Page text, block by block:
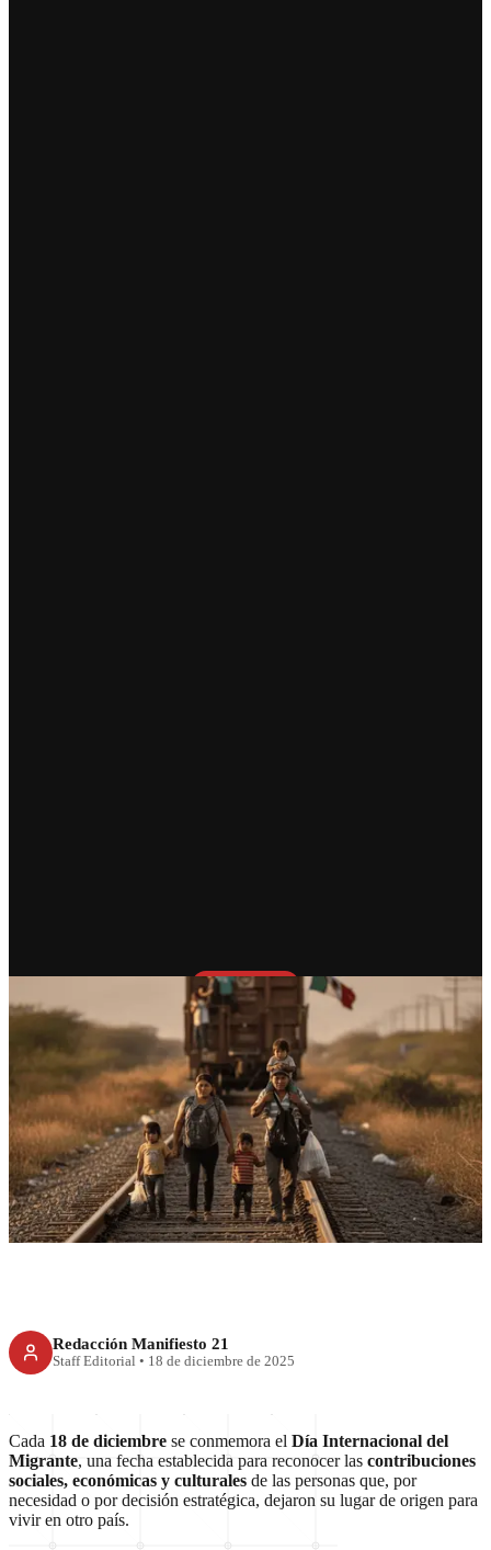
RECIENTE
Día Internacional del
Migrante: una fecha para
reconocer aportes y desafíos
globales
Redacción Manifiesto 21
Staff Editorial • 18 de diciembre de 2025
Cada 18 de diciembre se conmemora el Día Internacional del
Migrante, una fecha establecida para reconocer las contribuciones
sociales, económicas y culturales de las personas que, por
necesidad o por decisión estratégica, dejaron su lugar de origen para
vivir en otro país.